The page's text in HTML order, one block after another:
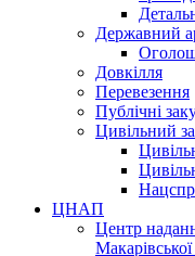
Державний
Довкілля
Перевезення
Публічні
Цивільний
ЦНАП
Центр